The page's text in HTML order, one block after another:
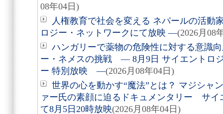
08年04日)
人権教育で社会を変える ネパールの活動
ロジー・ネットワークにて放映 ―(2026月08
ハンガリーで薬物の危険性に対する意識
ー・ネメスの挑戦 ― 8月9日 サイエントロ
ー 特別放映 ―(2026月08年04日)
世界の心を動かす“魔法”とは？ マジシャ
ァー氏の素顔に迫るドキュメンタリー サイ
て8月5日20時放映(2026月08年04日)